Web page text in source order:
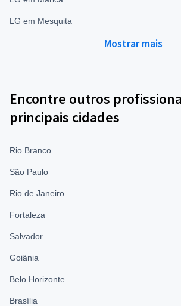
LG em Mesquita
Mostrar mais
Encontre outros
principais cidades
Rio Branco
São Paulo
Rio de Janeiro
Fortaleza
Salvador
Goiânia
Belo Horizonte
Brasília